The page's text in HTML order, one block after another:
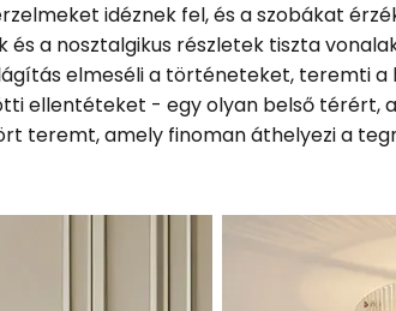
idéznek fel, és a szobákat
a nosztalgikus részletek tiszta
elmeséli a történeteket, teremti a
ellentéteket - egy olyan belső térért,
teremt, amely finoman áthelyezi a